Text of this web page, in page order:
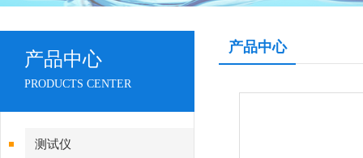
产品中心
PRODUCTS CENTER
测试仪
产品中心